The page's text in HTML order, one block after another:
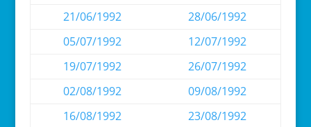
21/06/1992
28/06/1992
05/07/1992
12/07/1992
19/07/1992
26/07/1992
02/08/1992
09/08/1992
16/08/1992
23/08/1992